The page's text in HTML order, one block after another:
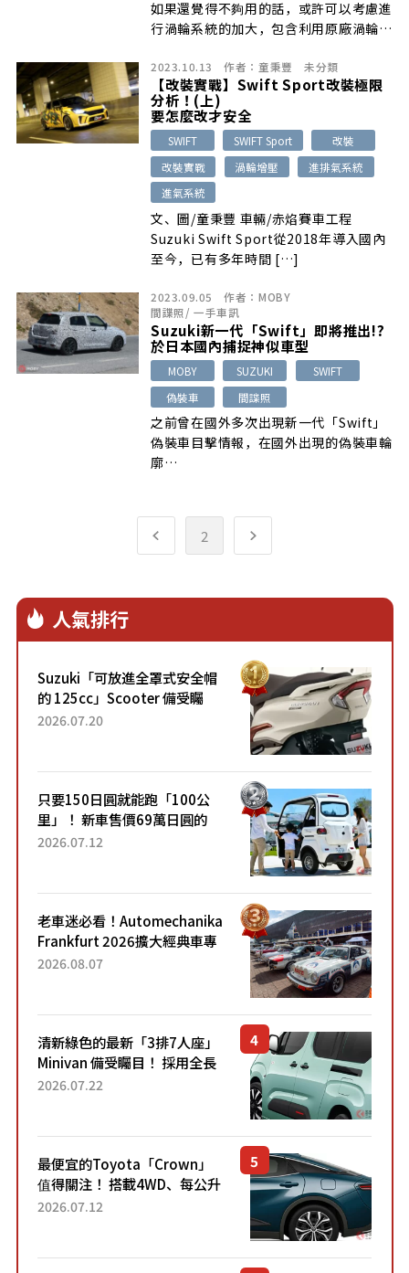
如果還覺得不夠用的話，或許可以考慮進
行渦輪系統的加大，包含利用原廠渦輪進
2023.10.13 作者： 童秉豐 未分類
【改裝實戰】Swift Sport改裝極限
分析！(上)
要怎麼改才安全
SWIFT SWIFT Sport
改裝
改裝實戰
渦輪增壓
進排氣系統
進氣系統
文、圖/童秉豐 車輛/赤焰賽車工程
Suzuki Swift Sport從2018年導入國內
至今，已有多年時間 […]
2023.09.05 作者： MOBY
間諜照/ 一手車訊
Suzuki新一代「Swift」即將推出!?
於日本國內捕捉神似車型
MOBY SUZUKI
SWIFT
偽裝車
間諜照
之前曾在國外多次出現新一代「Swift」
偽裝車目擊情報，在國外出現的偽裝車輪
廓…
2
人氣排行
Suzuki「可放進全罩式安全帽
的 125cc」Scooter 備受矚
目！採用全新流線設計與各項
2026.07.20
只要150日圓就能跑「100公
里」！ 新車售價69萬日圓的
「3人座」Trike大受歡迎！ 順
2026.07.12
老車迷必看！Automechanika
Frankfurt 2026擴大經典車專
區 1954年珍稀古董車現場修復
2026.08.07
清新綠色的最新「3排7人座」
Minivan 備受矚目！ 採用全長
4.7公尺剛剛好的車身尺寸與
2026.07.22
最便宜的Toyota「Crown」
值得關注！ 搭載4WD、每公升
22.4公里低油耗表現超亮眼！
2026.07.12